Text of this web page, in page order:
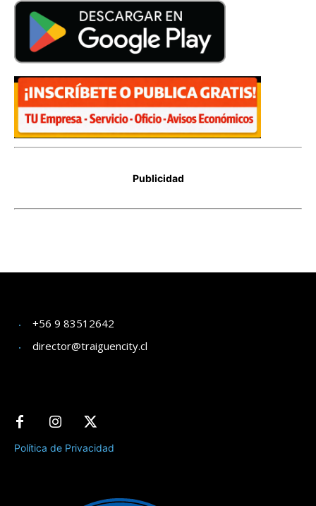
+56 9 83512642
director@traiguencity.cl
Política de Privacidad